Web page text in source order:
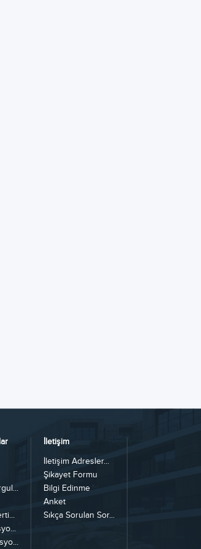
İletişim
İletişim Adresler...
Şikayet Formu
Bilgi Edinme
Anket
Sıkça Sorulan Sor...